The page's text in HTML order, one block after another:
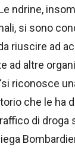
ndrine,
si sono
riuscire ad
ad altre
riconosce
che le ha
di droga